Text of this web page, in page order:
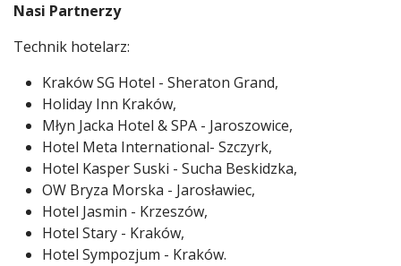
Nasi Partnerzy
Technik hotelarz:
Kraków SG Hotel - Sheraton Grand,
Holiday Inn Kraków,
Młyn Jacka Hotel & SPA - Jaroszowice,
Hotel Meta International- Szczyrk,
Hotel Kasper Suski - Sucha Beskidzka,
OW Bryza Morska - Jarosławiec,
Hotel Jasmin - Krzeszów,
Hotel Stary - Kraków,
Hotel Sympozjum - Kraków.